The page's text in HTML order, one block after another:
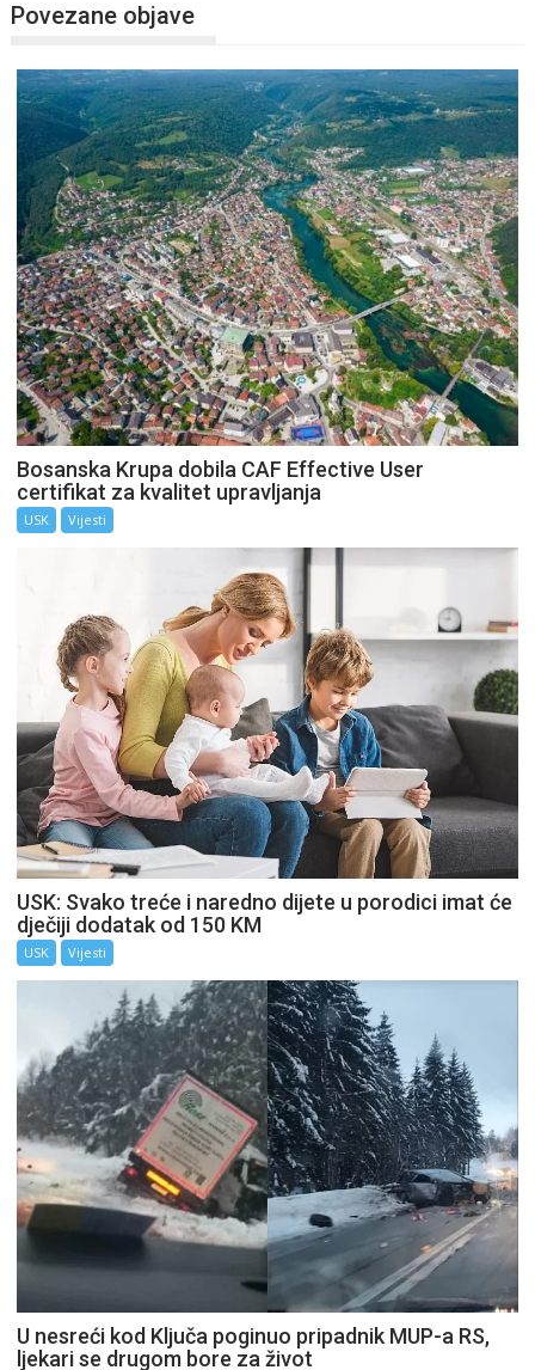
Povezane objave
Bosanska Krupa dobila CAF Effective User
certifikat za kvalitet upravljanja
USK Vijesti
USK: Svako treće i naredno dijete u porodici imat će
dječiji dodatak od 150 KM
USK Vijesti
U nesreći kod Ključa poginuo pripadnik MUP-a RS,
ljekari se drugom bore za život